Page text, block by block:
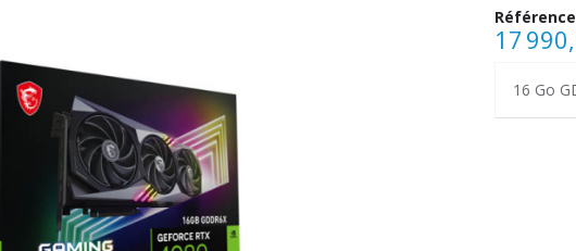
17
16 Go